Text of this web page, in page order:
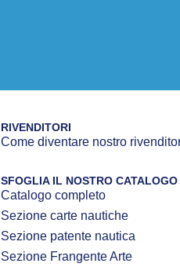
RIVENDITORI
Come diventare nostro
SFOGLIA IL NOSTRO CATALOGO
Catalogo completo
Sezione carte nautiche
Sezione patente nautica
Sezione Frangente Arte